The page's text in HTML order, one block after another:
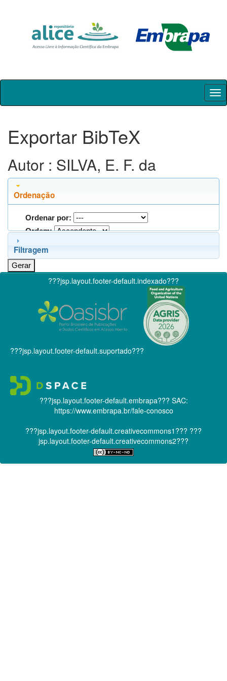
Skip
Exportar BibTeX
Autor : SILVA, E. F. da
Ordenação
Ordenar por:
Ordem:
Filtragem
???jsp.layout.footer-default.indexado???
???jsp.layout.footer-default.suportado???
???jsp.layout.footer-default.embrapa??? SAC:
https://www.embrapa.br/fale-conosco
???jsp.layout.footer-default.creativecommons1??? ???
jsp.layout.footer-default.creativecommons2???